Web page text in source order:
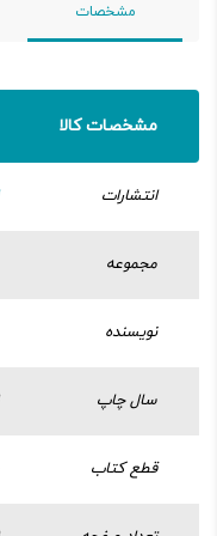
مشخصات
مشخصات کالا
انتشارات
مجموعه
نویسنده
سال چاپ
قطع کتاب